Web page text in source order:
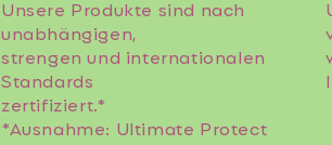
Unsere Produkte sind nach
unabhängigen,
strengen und internationalen
Standards
zertifiziert.*
*Ausnahme: Ultimate Protect